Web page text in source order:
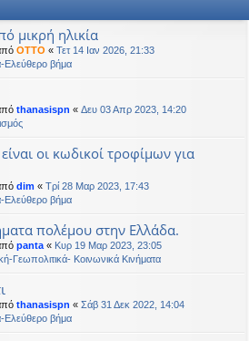
μικρή ηλικία
OTTO « Τετ 14 Ιαν 2026, 21:33
Ελεύθερο βήμα
thanasispn « Δευ 03 Απρ 2023, 14:20
οι κωδικοί τροφίμων για
dim « Τρί 28 Μαρ 2023, 17:43
Ελεύθερο βήμα
πολέμου στην Ελλάδα.
panta « Κυρ 19 Μαρ 2023, 23:05
Γεωπολιτικά- Κοινωνικά Κινήματα
thanasispn « Σάβ 31 Δεκ 2022, 14:04
Ελεύθερο βήμα